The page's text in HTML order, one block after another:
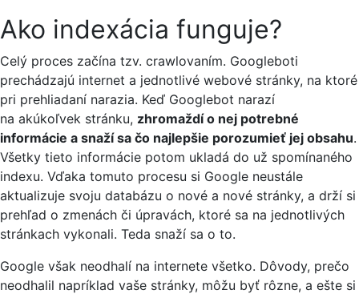
Ako indexácia funguje?
Celý proces začína tzv. crawlovaním. Googleboti
prechádzajú internet a jednotlivé webové stránky, na ktoré
pri prehliadaní narazia. Keď Googlebot narazí
na akúkoľvek stránku, zhromaždí o nej potrebné
informácie a snaží sa čo najlepšie porozumieť jej obsahu.
Všetky tieto informácie potom ukladá do už spomínaného
indexu. Vďaka tomuto procesu si Google neustále
aktualizuje svoju databázu o nové a nové stránky, a drží si
prehľad o zmenách či úpravách, ktoré sa na jednotlivých
stránkach vykonali. Teda snaží sa o to.
Google však neodhalí na internete všetko. Dôvody, prečo
neodhalil napríklad vaše stránky, môžu byť rôzne, a ešte si